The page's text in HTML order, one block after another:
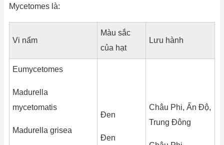
Mycetomes là:
Vi nấm
Màu sắc
của hạt
Lưu hành
Eumycetomes
Madurella
mycetomatis
Madurella grisea
Đen
Đen
Châu Phi, Ấn Độ,
Trung Đông